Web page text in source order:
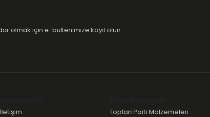
olmak için e-bültenimize kayıt olun.
İletişim
Toptan Parti Malzemeleri